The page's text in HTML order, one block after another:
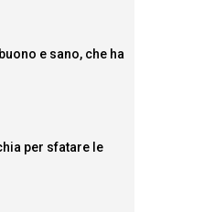
e sano, che ha
per sfatare le